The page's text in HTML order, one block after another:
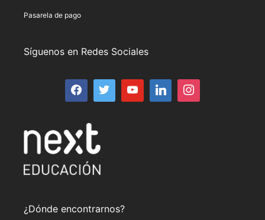
Pasarela de pago
Síguenos en Redes Sociales
¿Dónde encontrarnos?